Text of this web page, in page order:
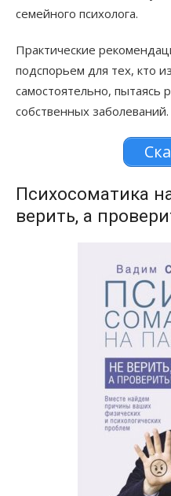
семейного психолога.
Практические
подспорьем для тех, кто
самостоятельно, пытаясь
собственных заболеваний.
Психосоматика
верить, а